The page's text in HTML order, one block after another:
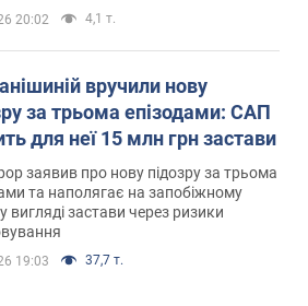
20:02 4,1 т.
вручили нову
за трьома епізодами: САП
для неї 15 млн грн застави
заявив про нову підозру за трьома
та наполягає на запобіжному
вигляді застави через ризики
19:03 37,7 т.